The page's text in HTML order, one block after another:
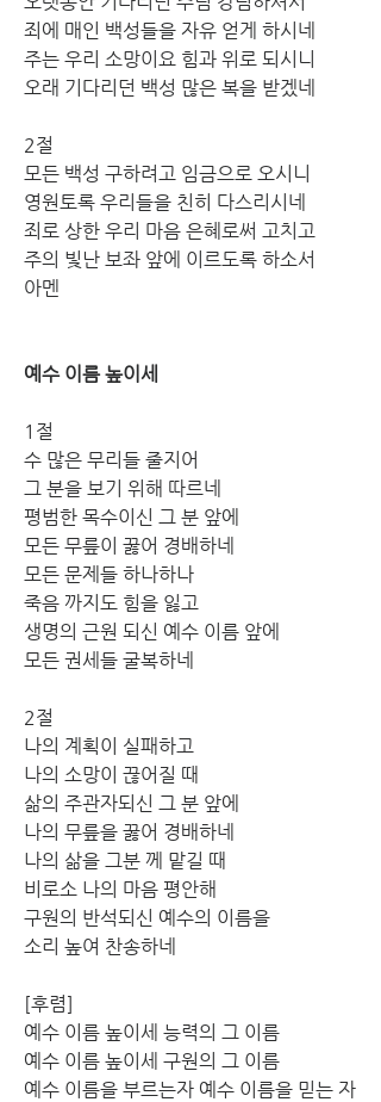
죄에 매인 백성들을 자유 얻게 하시네
주는 우리 소망이요 힘과 위로 되시니
오래 기다리던 백성 많은 복을 받겠네
2절
모든 백성 구하려고 임금으로 오시니
영원토록 우리들을 친히 다스리시네
죄로 상한 우리 마음 은혜로써 고치고
주의 빛난 보좌 앞에 이르도록 하소서
아멘
예수 이름 높이세
1절
수 많은 무리들 줄지어
그 분을 보기 위해 따르네
평범한 목수이신 그 분 앞에
모든 무릎이 꿇어 경배하네
모든 문제들 하나하나
죽음 까지도 힘을 잃고
생명의 근원 되신 예수 이름 앞에
모든 권세들 굴복하네
2절
나의 계획이 실패하고
나의 소망이 끊어질 때
삶의 주관자되신 그 분 앞에
나의 무릎을 꿇어 경배하네
나의 삶을 그분 께 맡길 때
비로소 나의 마음 평안해
구원의 반석되신 예수의 이름을
소리 높여 찬송하네
[후렴]
예수 이름 높이세 능력의 그 이름
예수 이름 높이세 구원의 그 이름
예수 이름을 부르는자 예수 이름을 믿는 자